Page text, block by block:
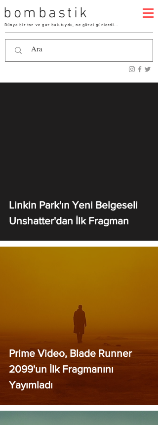
bombastik
Dünya bir toz ve gaz bulutuydu, ne güzel günlerdi...
Linkin Park'ın Yeni Belgeseli
Unshatter'dan İlk Fragman
Prime Video, Blade Runner
2099'un İlk Fragmanını
Yayımladı